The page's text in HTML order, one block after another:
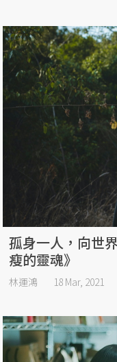
孤身一人，向世
瘦的靈魂》
林運鴻 18 Mar, 2021